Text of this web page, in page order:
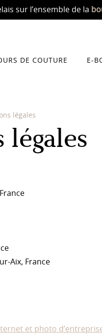
sur l’ensemble de la
DE COUTURE E-
légales
Aix, France
et photo